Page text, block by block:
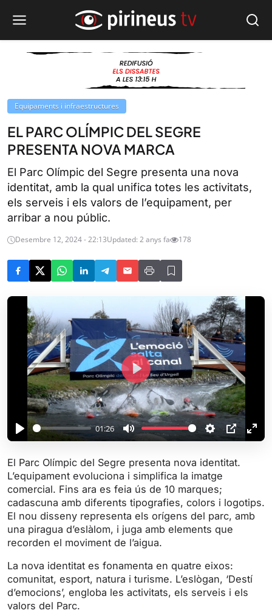
Equipaments i infraestructures
EL PARC OLÍMPIC DEL SEGRE
PRESENTA NOVA MARCA
El Parc Olímpic del Segre presenta una nova
identitat, amb la qual unifica totes les activitats,
els serveis i els valors de l’equipament, per
arribar a nou públic.
Desembre 12, 2024 - 22:13Updated: 2 anys fa 178
P
l
a
y
01:26
M
t
e
S
t
t
i
n
g
P
E
r
f
s
P
l
a
y
El Parc Olímpic del Segre presenta nova identitat.
L’equipament evoluciona i simplifica la imatge
comercial. Fins ara es feia ús de 10 marques;
cadascuna amb diferents tipografies, colors i logotips.
El nou disseny representa els orígens del parc, amb
una piragua d’eslàlom, i juga amb elements que
recorden el moviment de l’aigua.
La nova identitat es fonamenta en quatre eixos:
comunitat, esport, natura i turisme. L’eslògan, ‘Destí
d’emocions’, engloba les activitats, els serveis i els
valors del Parc.